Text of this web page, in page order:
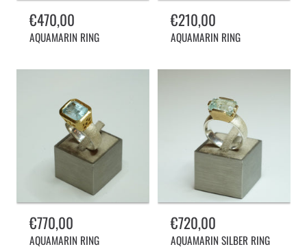
Normalpreis
€470,00
AQUAMARIN RING
Normalpreis
€210,00
AQUAMARIN RING
Normalpreis
€770,00
AQUAMARIN RING
Normalpreis
€720,00
AQUAMARIN SILBER RING